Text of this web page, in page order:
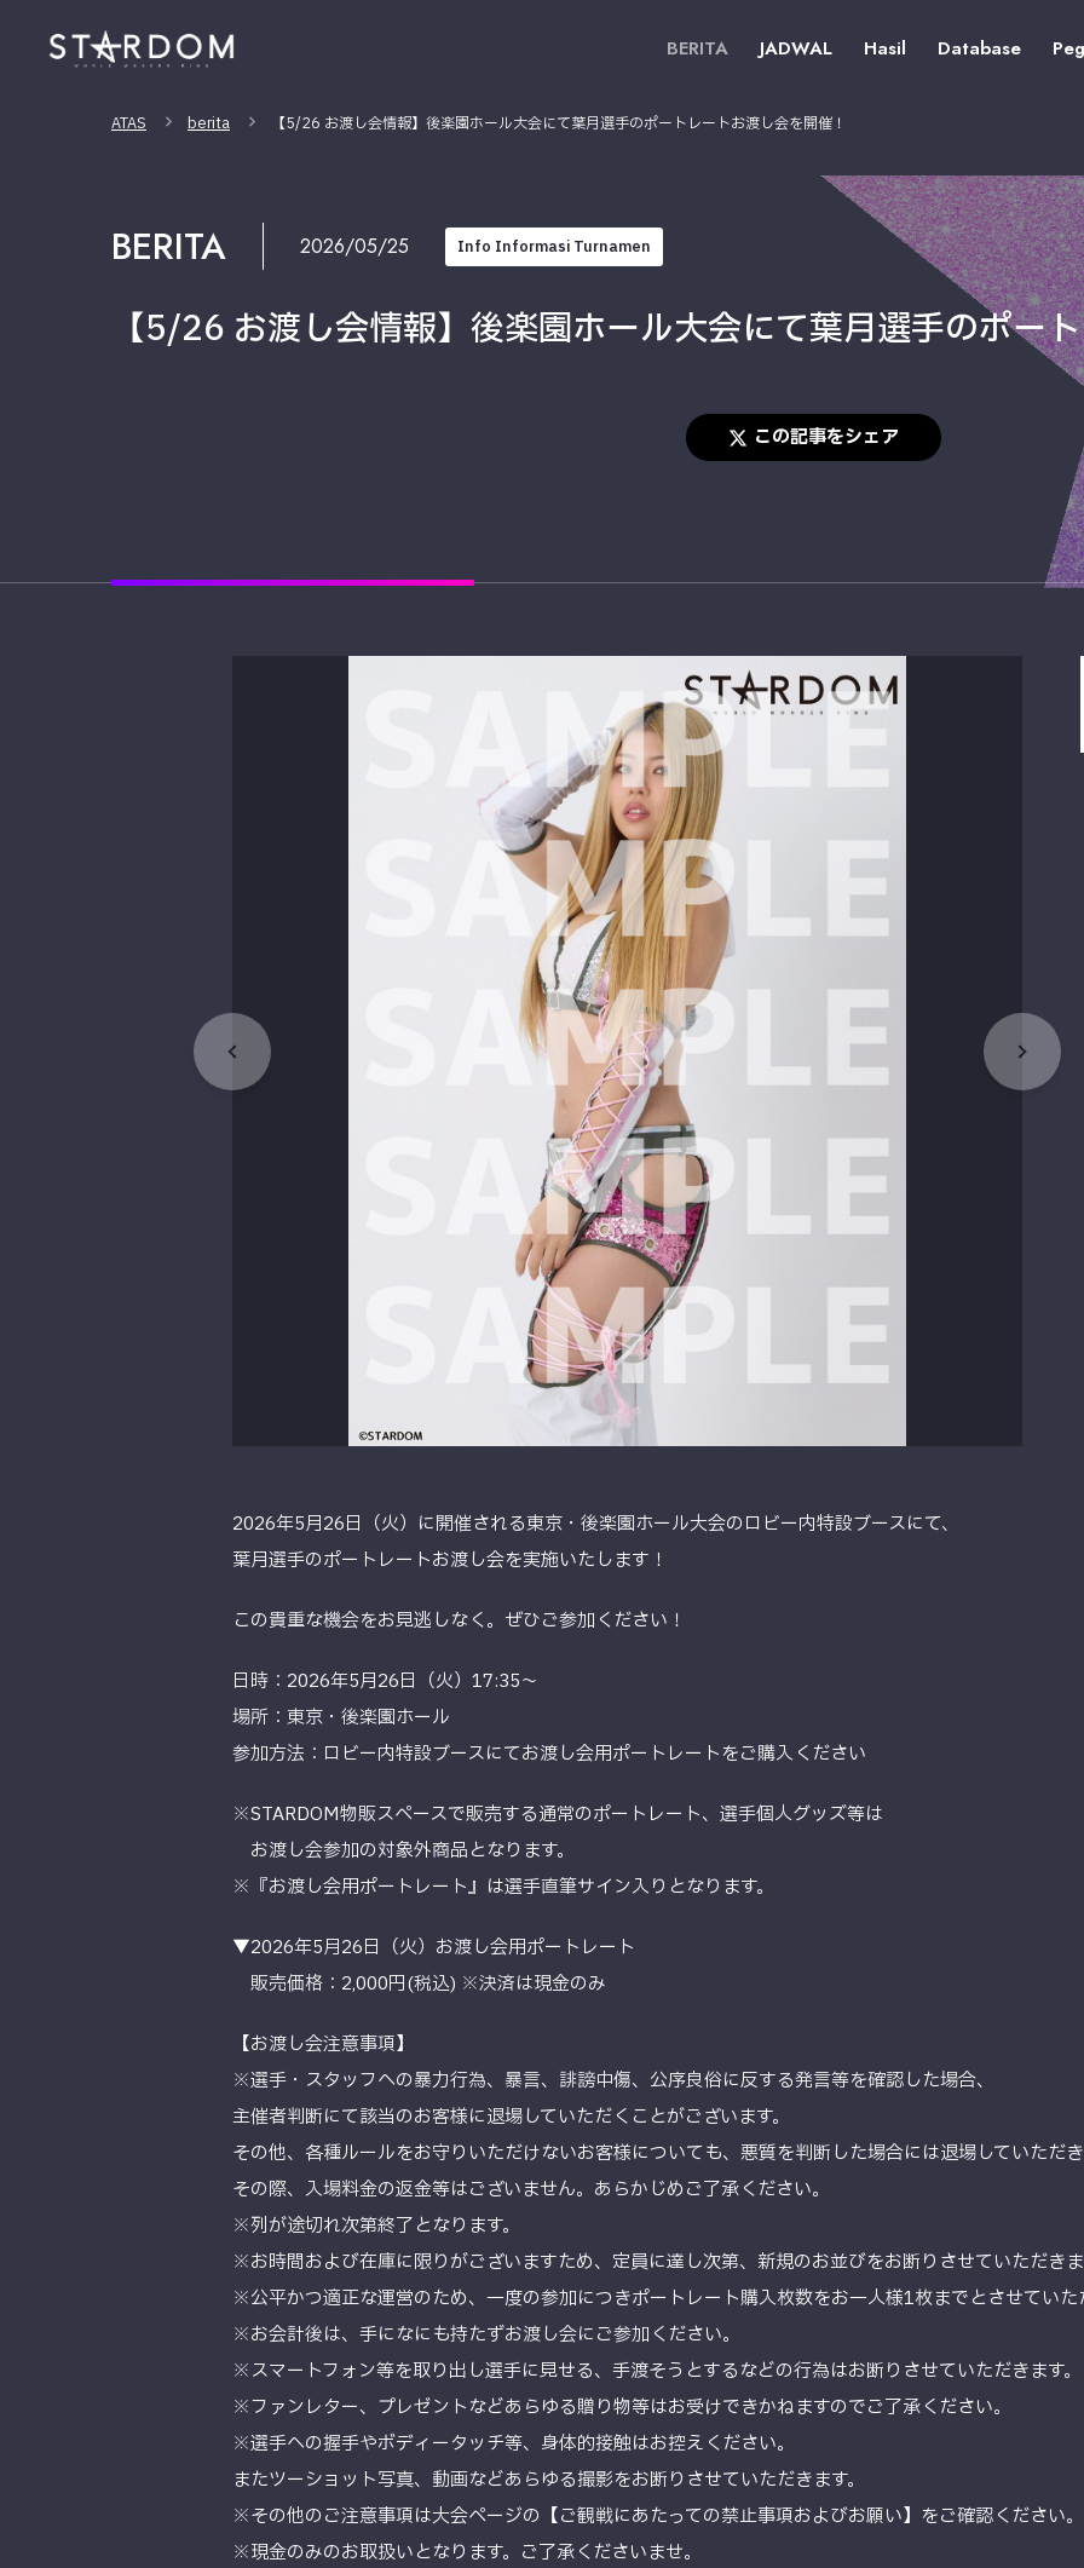
BERITA JADWAL Hasil Database
ATAS berita 【5/26 お渡し会情報】後楽園ホール大会にて葉月選手のポートレートお渡し会を開催！
BERITA 2026/05/25 Info Informasi Turnamen
【5/26 お渡し会情報】後楽園ホール大会にて葉月選手のポー
この記事をシェア
2026年5月26日（火）に開催される東京・後楽園ホール大会のロビー内特設ブースにて、
葉月選手のポートレートお渡し会を実施いたします！
この貴重な機会をお見逃しなく。ぜひご参加ください！
日時：2026年5月26日（火）17:35～
場所：東京・後楽園ホール
参加方法：ロビー内特設ブースにてお渡し会用ポートレートをご購入ください
※STARDOM物販スペースで販売する通常のポートレート、選手個人グッズ等は
お渡し会参加の対象外商品となります。
※『お渡し会用ポートレート』は選手直筆サイン入りとなります。
▼2026年5月26日（火）お渡し会用ポートレート
販売価格：2,000円(税込) ※決済は現金のみ
【お渡し会注意事項】
※選手・スタッフへの暴力行為、暴言、誹謗中傷、公序良俗に反する発言等を確認した場合、
主催者判断にて該当のお客様に退場していただくことがございます。
その他、各種ルールをお守りいただけないお客様についても、悪質を判断した場合には退場していただ
その際、入場料金の返金等はございません。あらかじめご了承ください。
※列が途切れ次第終了となります。
※お時間および在庫に限りがございますため、定員に達し次第、新規のお並びをお断りさせていただき
※公平かつ適正な運営のため、一度の参加につきポートレート購入枚数をお一人様1枚までとさせていた
※お会計後は、手になにも持たずお渡し会にご参加ください。
※スマートフォン等を取り出し選手に見せる、手渡そうとするなどの行為はお断りさせていただきます。
※ファンレター、プレゼントなどあらゆる贈り物等はお受けできかねますのでご了承ください。
※選手への握手やボディータッチ等、身体的接触はお控えください。
またツーショット写真、動画などあらゆる撮影をお断りさせていただきます。
※その他のご注意事項は大会ページの【ご観戦にあたっての禁止事項およびお願い】をご確認ください。
※現金のみのお取扱いとなります。ご了承くださいませ。